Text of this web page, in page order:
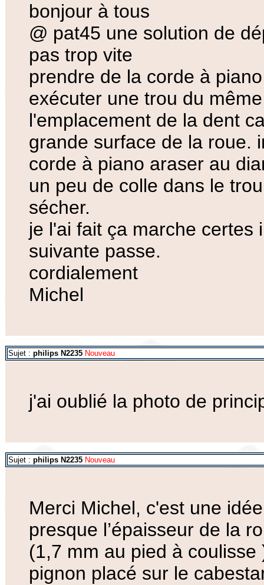
bonjour à tous
@ pat45 une solution de
pas trop vite
prendre de la corde à
exécuter une trou du
l'emplacement de la dent
grande surface de la roue.
corde à piano araser au
un peu de colle dans le
sécher.
je l'ai fait ça marche certes
suivante passe.
cordialement
Michel
Sujet : philips N2235 Nouveau
j'ai oublié la photo de
Sujet : philips N2235 Nouveau
Merci Michel, c'est une
presque l’épaisseur de la
(1,7 mm au pied à
pignon placé sur le